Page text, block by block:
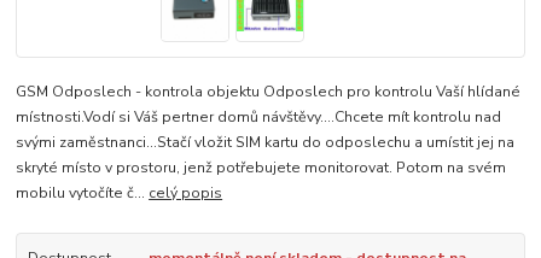
GSM Odposlech - kontrola objektu Odposlech pro kontrolu Vaší hlídané
místnosti.Vodí si Váš pertner domů návštěvy....Chcete mít kontrolu nad
svými zaměstnanci...Stačí vložit SIM kartu do odposlechu a umístit jej na
skryté místo v prostoru, jenž potřebujete monitorovat. Potom na svém
mobilu vytočíte č... celý popis